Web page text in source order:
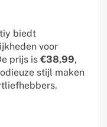
biedt
voor
prijs is €38,99,
stijl maken